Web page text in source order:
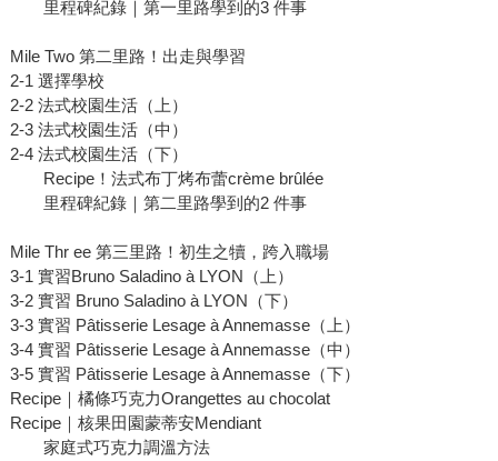
里程碑紀錄｜第一里路學到的3 件事
Mile Two 第二里路！出走與學習
2-1 選擇學校
2-2 法式校園生活（上）
2-3 法式校園生活（中）
2-4 法式校園生活（下）
Recipe！法式布丁烤布蕾crème brûlée
里程碑紀錄｜第二里路學到的2 件事
Mile Thr ee 第三里路！初生之犢，跨入職場
3-1 實習Bruno Saladino à LYON（上）
3-2 實習 Bruno Saladino à LYON（下）
3-3 實習 Pâtisserie Lesage à Annemasse（上）
3-4 實習 Pâtisserie Lesage à Annemasse（中）
3-5 實習 Pâtisserie Lesage à Annemasse（下）
Recipe｜橘條巧克力Orangettes au chocolat
Recipe｜核果田園蒙蒂安Mendiant
家庭式巧克力調溫方法